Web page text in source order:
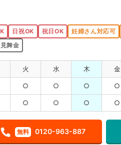
日祝OK 祝日OK 妊婦さん対応可
舞金
火 水 木 金
○ ○ ○ ○
○ ○ ○ ○
無料 0120-963-887